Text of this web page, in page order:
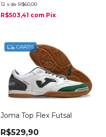
12 x de R$60,00
R$503,41 com Pix
GRÁTIS
Joma Top Flex Futsal
R$529,90